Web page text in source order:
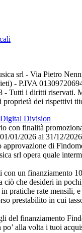
srl - Via Pietro
- P.IVA
Tutti i diritti riservati.
proprietà dei rispettivi
Division
con finalità
01/2026 al 31/12/
approvazione di
srl opera quale
con un finanziamento
ciò che desideri in
pratiche rate mensili,
prestabilito in cui
del finanziamento
alla volta i tuoi